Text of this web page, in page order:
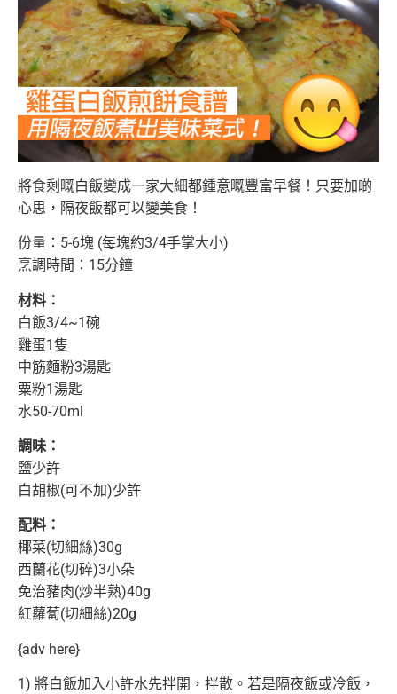
將食剩嘅白飯變成一家大細都鍾意嘅豐富早餐！只要加啲
心思，隔夜飯都可以變美食！
份量：5-6塊 (每塊約3/4手掌大小)
烹調時間：15分鐘
材料：
白飯3/4~1碗
雞蛋1隻
中筋麵粉3湯匙
粟粉1湯匙
水50-70ml
調味：
鹽少許
白胡椒(可不加)少許
配料：
椰菜(切細絲)30g
西蘭花(切碎)3小朵
免治豬肉(炒半熟)40g
紅蘿蔔(切細絲)20g
{adv here}
1) 將白飯加入小許水先拌開，拌散。若是隔夜飯或冷飯，